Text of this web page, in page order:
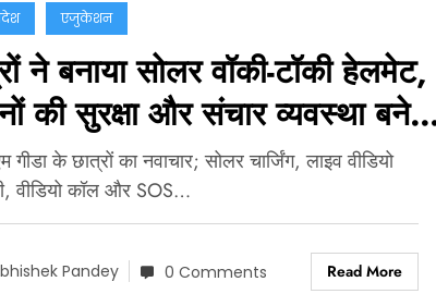
एजुकेशन
ने बनाया सोलर वॉकी-टॉकी हेलमेट,
की सुरक्षा और संचार व्यवस्था बनेगी
गीडा के छात्रों का नवाचार; सोलर चार्जिंग, लाइव वीडियो
वीडियो कॉल और SOS…
Pandey 0 Comments Read More